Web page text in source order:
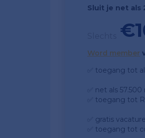
Sluit je net als
Word member
✅ toegang tot
✅ net als
✅ toegang tot
✅ gratis
✅ toegang tot